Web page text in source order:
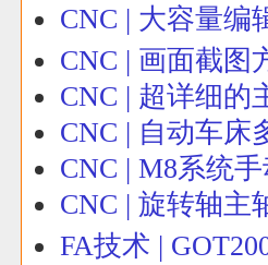
CNC | 大容量编
CNC | 画面截图
CNC | 超详细的
CNC | 自动车床
CNC | M8系统
CNC | 旋转轴主
FA技术 |